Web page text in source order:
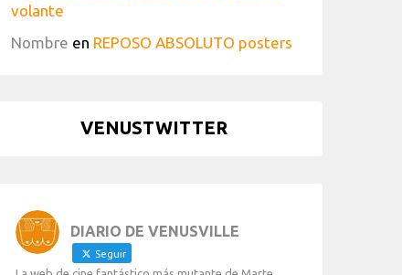
volante
Nombre en REPOSO ABSOLUTO posters
VENUSTWITTER
DIARIO DE VENUSVILLE
Seguir